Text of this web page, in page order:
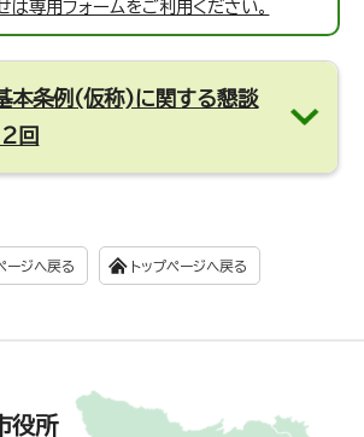
は専用フォームをご利用ください。
本条例(仮称)に関する懇談
回
ージへ戻る トップページへ戻る
役所